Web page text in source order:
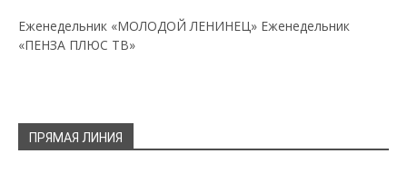
Еженедельник «МОЛОДОЙ ЛЕНИНЕЦ» Еженедельник
«ПЕНЗА ПЛЮС ТВ»
ПРЯМАЯ ЛИНИЯ